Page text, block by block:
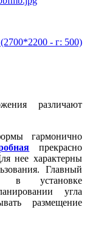
различают
гармонично
прекрасно
нее характерны
Главный
в установке
угла
размещение